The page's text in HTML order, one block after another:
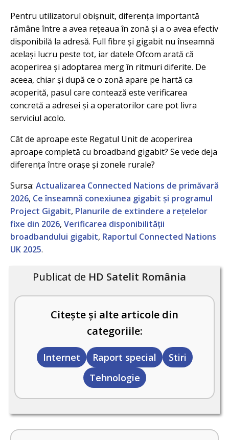
Pentru utilizatorul obișnuit, diferența importantă
rămâne între a avea rețeaua în zonă și a o avea efectiv
disponibilă la adresă. Full fibre și gigabit nu înseamnă
același lucru peste tot, iar datele Ofcom arată că
acoperirea și adoptarea merg în ritmuri diferite. De
aceea, chiar și după ce o zonă apare pe hartă ca
acoperită, pasul care contează este verificarea
concretă a adresei și a operatorilor care pot livra
serviciul acolo.
Cât de aproape este Regatul Unit de acoperirea
aproape completă cu broadband gigabit? Se vede deja
diferența între orașe și zonele rurale?
Sursa: Actualizarea Connected Nations de primăvară
2026, Ce înseamnă conexiunea gigabit și programul
Project Gigabit, Planurile de extindere a rețelelor
fixe din 2026, Verificarea disponibilității
broadbandului gigabit, Raportul Connected Nations
UK 2025.
Publicat de HD Satelit România
Citește și alte articole din
categoriile:
Internet Raport special
Stiri
Tehnologie